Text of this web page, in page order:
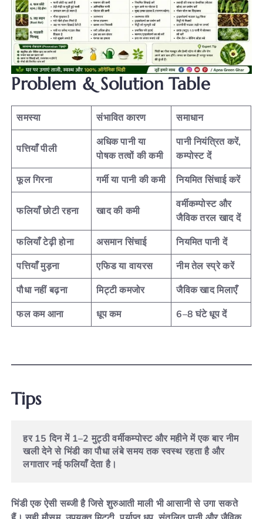
Problem & Solution Table
समस्या संभावित कारण समाधान
पत्तियाँ पीली
अधिक पानी या
पोषक तत्वों की कमी
पानी नियंत्रित करें,
कम्पोस्ट दें
फूल गिरना
गर्मी या पानी की कमी नियमित सिंचाई करें
फलियाँ छोटी रहना खाद की कमी
वर्मीकम्पोस्ट और
जैविक तरल खाद दें
फलियाँ टेढ़ी होना
असमान सिंचाई
नियमित पानी दें
पत्तियाँ मुड़ना
एफिड या वायरस
नीम तेल स्प्रे करें
पौधा नहीं बढ़ना
मिट्टी कमजोर
जैविक खाद मिलाएँ
फल कम आना
धूप कम 6–8 घंटे धूप दें
Tips
हर 15 दिन में 1–2 मुट्ठी वर्मीकम्पोस्ट और महीने में एक बार नीम
खली देने से भिंडी का पौधा लंबे समय तक स्वस्थ रहता है और
लगातार नई फलियाँ देता है।
भिंडीएकऐसीसब्जीहैजिसेशुरुआतीमालीभीआसानीसेउगासकते